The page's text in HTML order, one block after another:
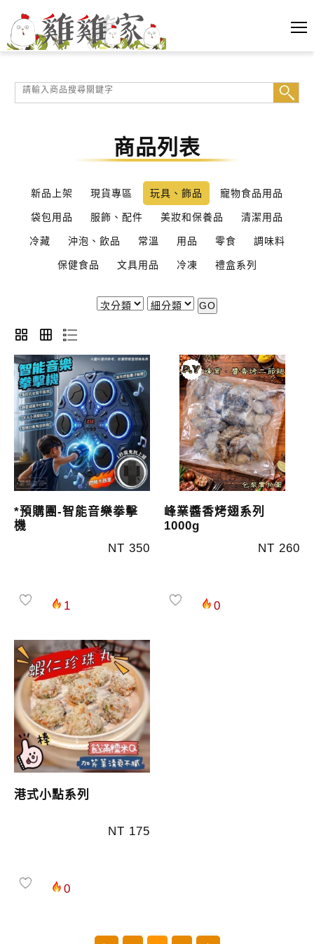
商品列表
新品上架 現貨專區 玩具、飾品 寵物食品用品
袋包用品 服飾、配件 美妝和保養品 清潔用品
冷藏 沖泡、飲品 常溫 用品 零食 調味料
保健食品 文具用品 冷凍 禮盒系列
GO
*預購團-智能音樂拳擊
機
NT 350
1
峰業醬香烤翅系列
1000g
NT 260
0
港式小點系列
NT 175
0